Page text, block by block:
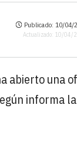
Publicado: 10/04/
Actualizado: 10/04/
abierto una
informa la